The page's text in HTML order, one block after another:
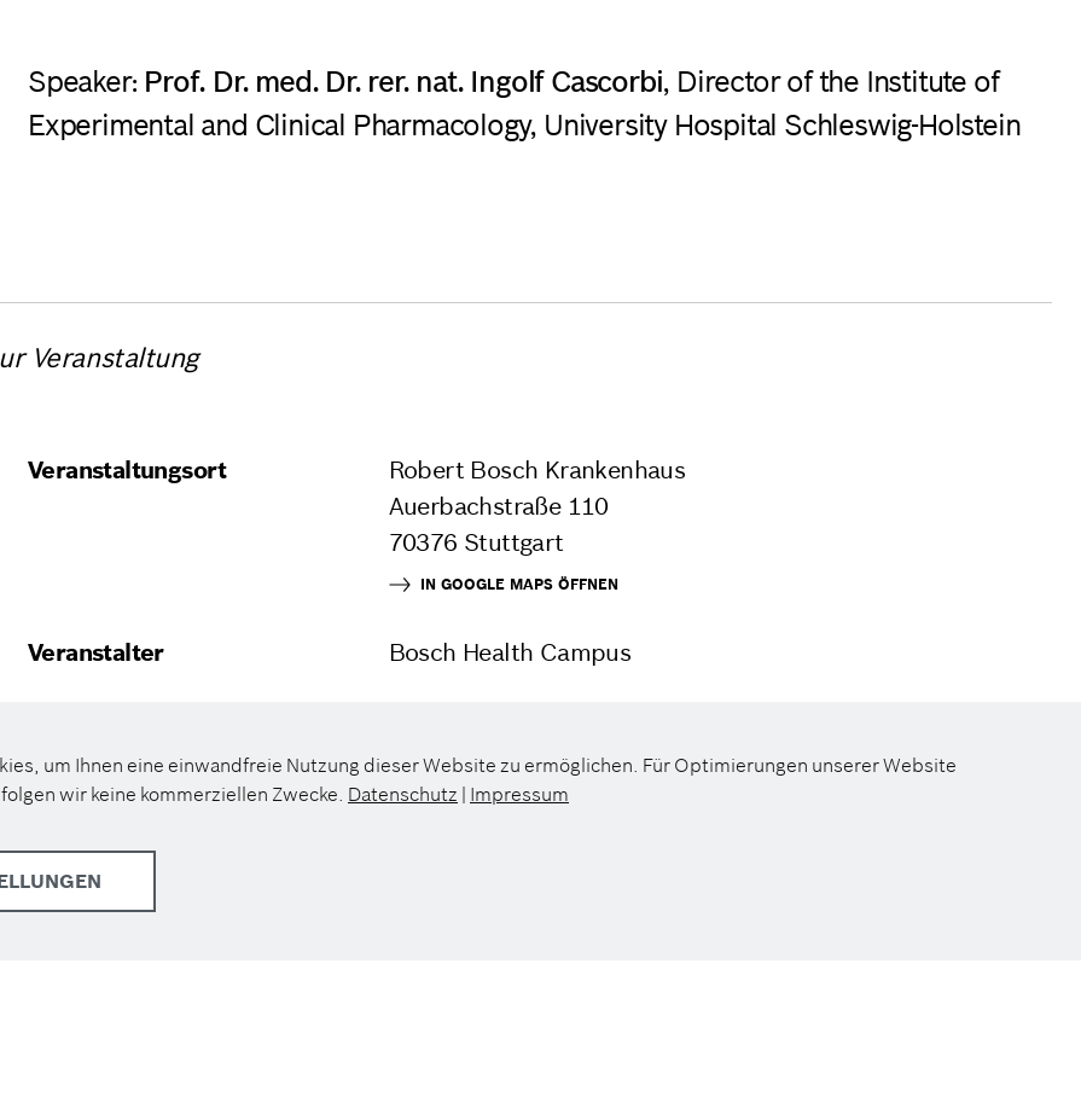
Speaker: Prof. Dr. med. Dr. rer. nat. Ingolf Cascorbi, Director of the Institute of
Experimental and Clinical Pharmacology, University Hospital Schleswig-Holstein
Veranstaltung
Veranstaltungsort
Robert Bosch Krankenhaus
Auerbachstraße 110
70376 Stuttgart
IN GOOGLE MAPS ÖFFNEN
Veranstalter Bosch Health Campus
um Ihnen eine einwandfreie Nutzung dieser Website zu ermöglichen. Für Optimierungen unserer Website
wir keine kommerziellen Zwecke. Datenschutz | Impressum